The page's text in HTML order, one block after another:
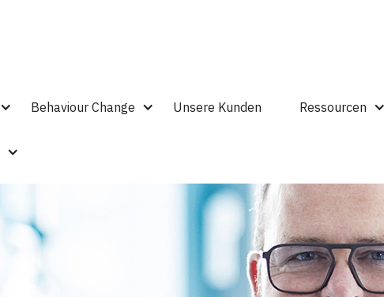
Behaviour Change Unsere Kunden Ressourcen